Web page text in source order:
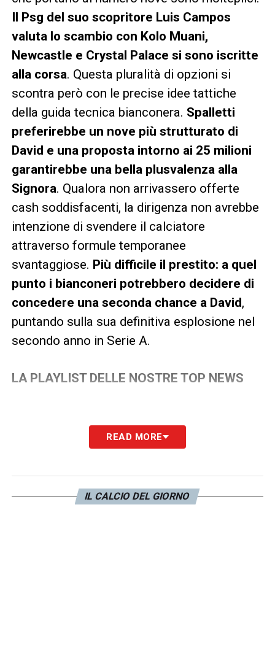
Il Psg del suo scopritore Luis Campos
valuta lo scambio con Kolo Muani,
Newcastle e Crystal Palace si sono iscritte
alla corsa. Questa pluralità di opzioni si
scontra però con le precise idee tattiche
della guida tecnica bianconera. Spalletti
preferirebbe un nove più strutturato di
David e una proposta intorno ai 25 milioni
garantirebbe una bella plusvalenza alla
Signora. Qualora non arrivassero offerte
cash soddisfacenti, la dirigenza non avrebbe
intenzione di svendere il calciatore
attraverso formule temporanee
svantaggiose. Più difficile il prestito: a quel
punto i bianconeri potrebbero decidere di
concedere una seconda chance a David,
puntando sulla sua definitiva esplosione nel
secondo anno in Serie A.
LA PLAYLIST DELLE NOSTRE TOP NEWS
READ MORE
IL CALCIO DEL GIORNO